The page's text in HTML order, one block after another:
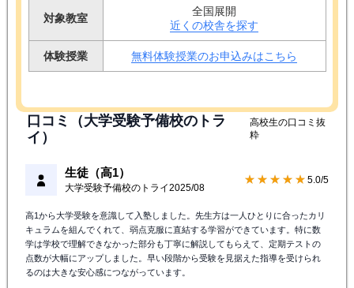
対象教室
全国展開
近くの校舎を探す
体験授業 無料体験授業のお申込みはこちら
口コミ（大学受験予備校のトラ
イ）
高校生の口コミ抜
粋
生徒（高1）
大学受験予備校のトライ2025/08
★★★★★ 5.0/5
高1から大学受験を意識して入塾しました。先生方は一人ひとりに合ったカリ
キュラムを組んでくれて、弱点克服に直結する学習ができています。特に数
学は学校で理解できなかった部分も丁寧に解説してもらえて、定期テストの
点数が大幅にアップしました。早い段階から受験を見据えた指導を受けられ
るのは大きな安心感につながっています。